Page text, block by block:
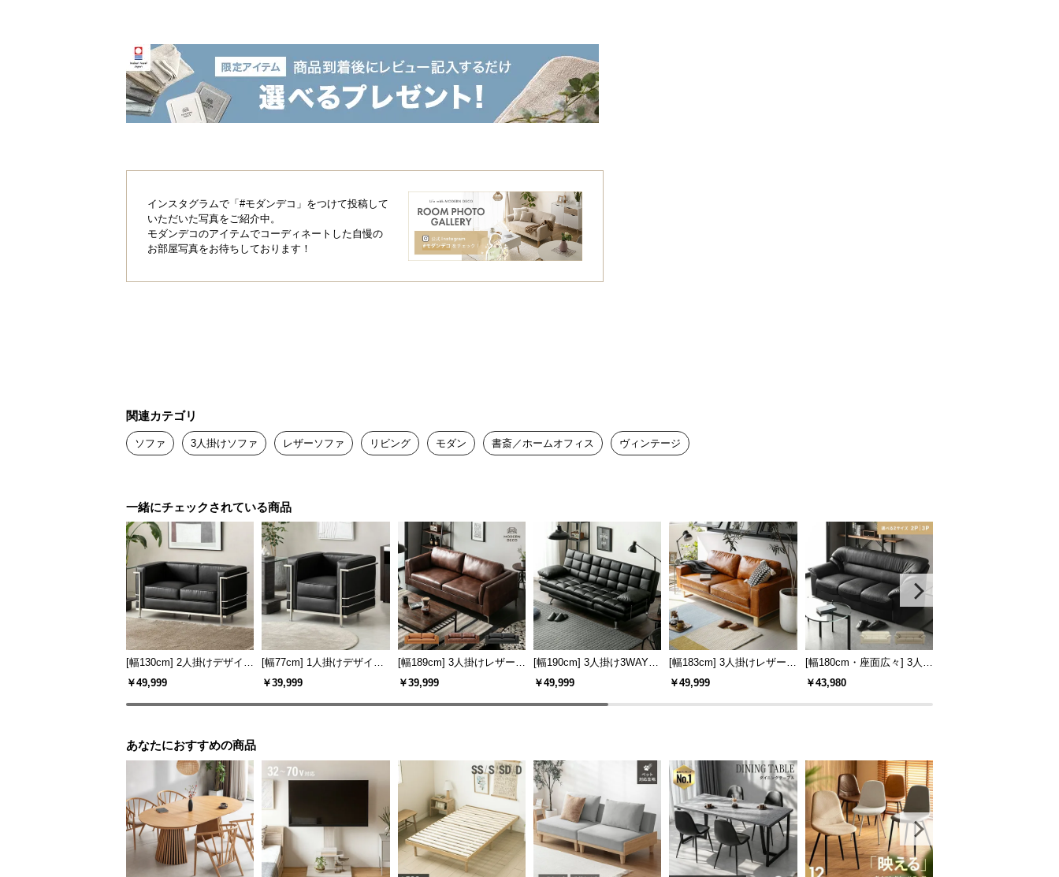
洗練されたデザインが魅力的なソファ
直線的なシルエットはエレガンスを感じさせつつも、力強さのある圧倒的な存
在感。囲むように配置された背面とボリューミーな座面で全身を包み込みま
す。
間を演出します。
インスタグラムで「#モダンデコ」をつけて投稿して
いただいた写真をご紹介中。
モダンデコのアイテムでコーディネートした自慢の
お部屋写真をお待ちしております！
関連カテゴリ
ソファ 3人掛けソファ レザーソファ リビング モダン 書斎／ホームオフィス ヴィンテージ
一緒にチェックされている商品
[幅130cm] 2人掛けデザイナ
ーズソファ ル・コルビジェ
￥49,999
[幅77cm] 1人掛けデザイナ
ーズソファ ル・コルビジェ
￥39,999
[幅189cm] 3人掛けレザーソ
ファ モダン ヴィンテージ
￥39,999
[幅190cm] 3人掛け3WAYレ
ザーソファーベッド
￥49,999
[幅183cm] 3人掛けレザーソ
ファ 木脚 2人掛け ヴィンテ
￥49,999
[幅180cm・座面広々] 3人掛
けレザーソファ モダン 応
造材
￥43,980
あなたにおすすめの商品